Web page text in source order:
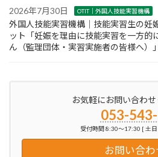
2026年7月30日 OTIT｜外国人技能実習機構
外国人技能実習機構｜技能実習生の妊
ット「妊娠を理由に技能実習を一方的
ん（監理団体・実習実施者の皆様へ）
お気軽にお問い合わせ
053-
受付時間 8:30～17:30 [ 土
お問い合わ